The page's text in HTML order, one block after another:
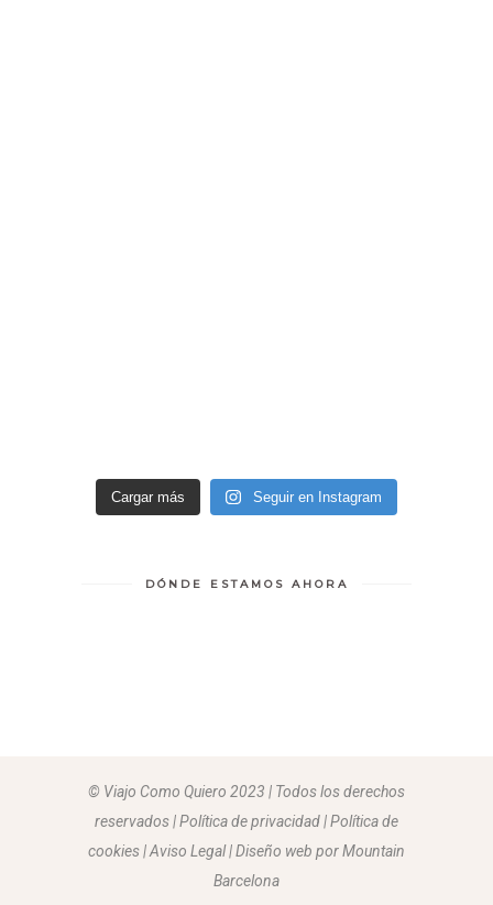
Cargar más Seguir en Instagram
DÓNDE ESTAMOS AHORA
© Viajo Como Quiero 2023 | Todos los derechos
reservados | Política de privacidad | Política de
cookies | Aviso Legal |Diseño web por Mountain
Barcelona